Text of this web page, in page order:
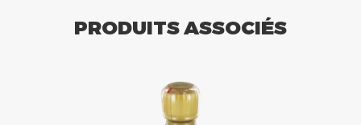
PRODUITS ASSOCIÉS